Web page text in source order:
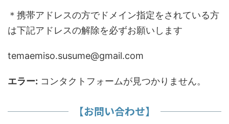
＊携帯アドレスの方でドメイン指定をされている方
は下記アドレスの解除を必ずお願いします
temaemiso.susume@gmail.com
エラー: コンタクトフォームが見つかりません。
【お問い合わせ】